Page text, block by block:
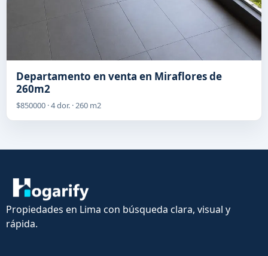
Departamento en venta en Miraflores de
260m2
$850000 · 4 dor. · 260 m2
Propiedades en Lima con búsqueda clara, visual y
rápida.